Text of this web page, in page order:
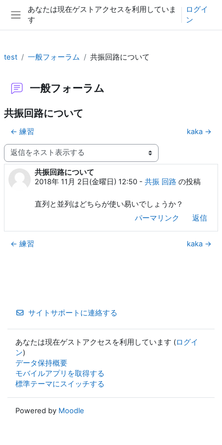
メインコンテンツへスキップする
サイドパネル
あなたは現在ゲストアクセスを利用していま
す
ログイ
ン
test 一般フォーラム 共振回路について
一般フォーラム
共振回路について
← 練習 kaka →
表示モード
共振回路について
2018年 11月 2日(金曜日) 12:50 - 共振 回路 の投稿
返信数: 0
直列と並列はどちらが使い易いでしょうか？
パーマリンク
返信
← 練習 kaka →
サイトサポートに連絡する
あなたは現在ゲストアクセスを利用しています (ログイ
ン)
データ保持概要
モバイルアプリを取得する
標準テーマにスイッチする
Powered by Moodle